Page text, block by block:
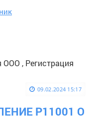
ООО , Регистрация
09.02.2024 15:17
Р11001 О